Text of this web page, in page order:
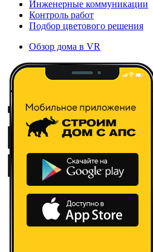
Инженерные коммуникации
Контроль работ
Подбор цветового решения
Обзор дома в VR